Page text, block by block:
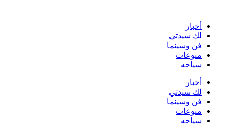
content أخبار
لك سيدتي
فن وسينما
منوعات
سياحه
أخبار
لك سيدتي
فن وسينما
منوعات
سياحه